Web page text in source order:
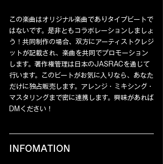
この楽曲はオリジナル楽曲でありタイプビートで
はないです。是非ともコラボレーションしましょ
う！共同制作の場合、双方にアーティストクレジ
ットが記載され、楽曲を共同でプロモーション
します。著作権管理は日本のJASRACを通じて
行います。このビートがお気に入りなら、あなた
だけに独占販売します。アレンジ・ミキシング・
マスタリングまで密に連携します。興味があれば
DMください！
INFOMATION